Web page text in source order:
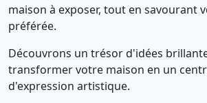
maison à exposer, tout en savourant
préférée.
Découvrons un trésor d'idées
transformer votre maison en un
d'expression artistique.